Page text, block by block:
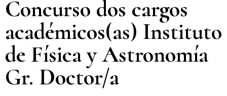
Concurso dos cargos
académicos(as) Instituto
de Física y Astronomía
Gr. Doctor/a